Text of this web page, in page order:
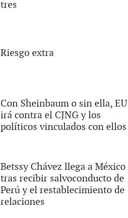
tres
Riesgo extra
Con Sheinbaum o sin ella, EU
irá contra el CJNG y los
políticos vinculados con ellos
Betssy Chávez llega a México
tras recibir salvoconducto de
Perú y el restablecimiento de
relaciones